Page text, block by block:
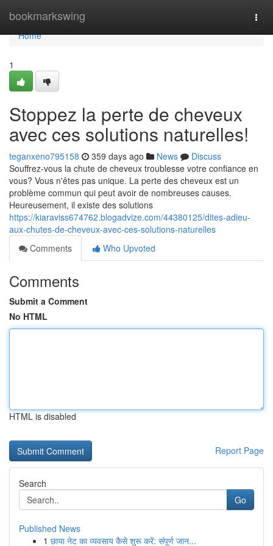
bookmarkswing
Home
Home
1
Stoppez la perte de cheveux
avec ces solutions naturelles!
teganxeno795158 359 days ago News
Discuss
Souffrez-vous la chute de cheveux troublesse votre confiance en
vous? Vous n'êtes pas unique. La perte des cheveux est un
problème commun qui peut avoir de nombreuses causes.
Heureusement, il existe des solutions
https://kiaraviss674762.blogadvize.com/44380125/dites-adieu-
aux-chutes-de-cheveux-avec-ces-solutions-naturelles
Comments
Who Upvoted
Comments
Submit a Comment
No HTML
HTML is disabled
Report Page
Search
Go
Published News
1 छाया नेट का व्यवसाय कैसे शुरू करें: संपूर्ण जान...